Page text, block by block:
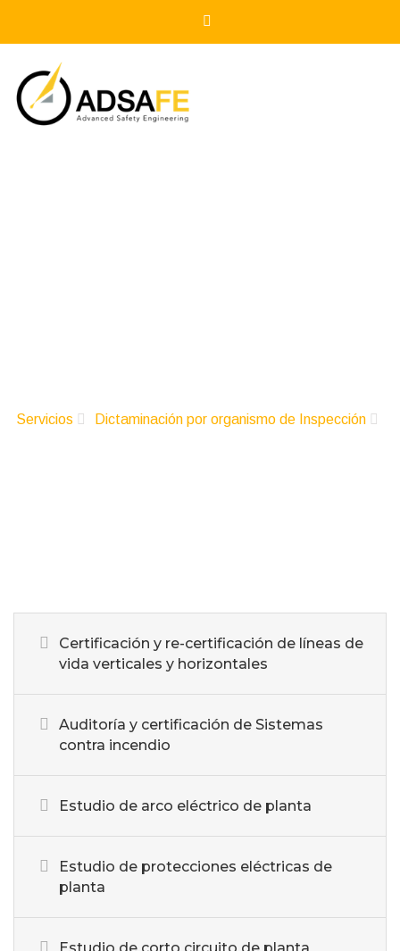
Servicios
Dictaminación por organismo de Inspección
Certificación y re-certificación de líneas de
vida verticales y horizontales
Auditoría y certificación de Sistemas
contra incendio
Estudio de arco eléctrico de planta
Estudio de protecciones eléctricas de
planta
Estudio de corto circuito de planta